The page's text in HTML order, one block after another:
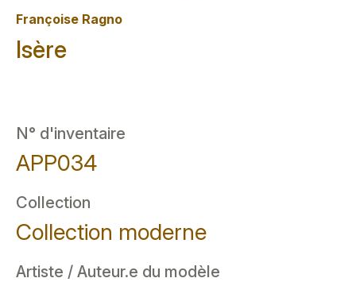
Françoise Ragno
Isère
N° d'inventaire
APP034
Collection
Collection moderne
Artiste / Auteur.e du modèle